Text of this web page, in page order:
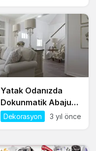
Yatak Odanızda
Dokunmatik Abajur
Modelleri ile
Dekorasyon 3 yıl önce